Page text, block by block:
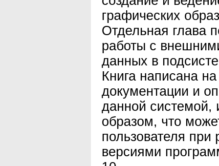
графических
Отдельная глава
работы с
данных в
Книга написана
документации и
данной системой,
образом, что
пользователя
версиями